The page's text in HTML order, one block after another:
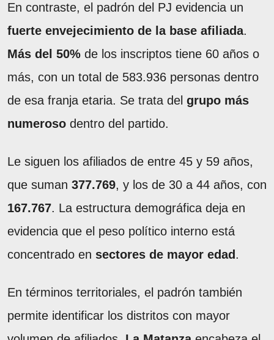
En contraste, el padrón del PJ evidencia un
fuerte envejecimiento de la base afiliada.
Más del 50% de los inscriptos tiene 60 años o
más, con un total de 583.936 personas dentro
de esa franja etaria. Se trata del grupo más
numeroso dentro del partido.
Le siguen los afiliados de entre 45 y 59 años,
que suman 377.769, y los de 30 a 44 años, con
167.767. La estructura demográfica deja en
evidencia que el peso político interno está
concentrado en sectores de mayor edad .
En términos territoriales, el padrón también
permite identificar los distritos con mayor